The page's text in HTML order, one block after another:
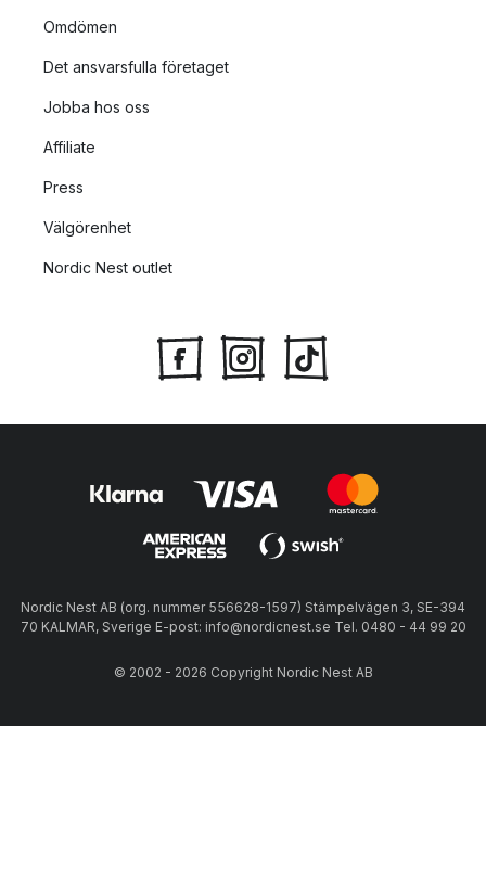
Omdömen
Det ansvarsfulla företaget
Jobba hos oss
Affiliate
Press
Välgörenhet
Nordic Nest outlet
Nordic Nest AB (org. nummer 556628-1597) Stämpelvägen 3, SE-394
70 KALMAR, Sverige E-post: info@nordicnest.se Tel. 0480 - 44 99 20
© 2002 - 2026 Copyright Nordic Nest AB